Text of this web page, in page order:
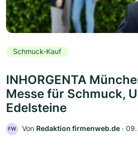
Schmuck-Kauf
INHORGENTA
Messe für Schmuck,
Edelsteine
FW Von Redaktion firmenweb.de ‧ 09.